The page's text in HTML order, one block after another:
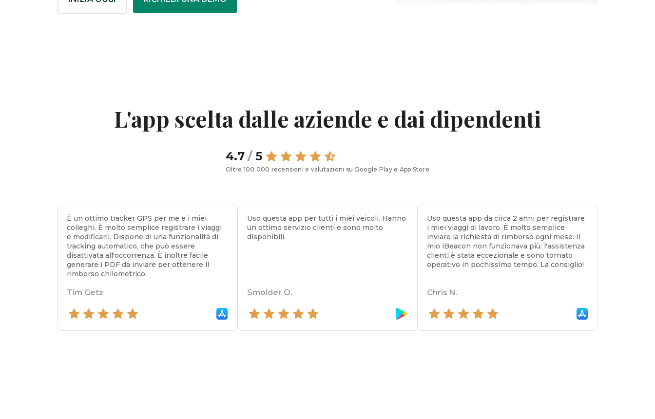
L'app scelta dalle aziende e dai dipendenti
4.7/5
Oltre 100.000 recensioni e valutazioni su Google Play e App Store
È un ottimo tracker GPS per me e i miei
colleghi. È molto semplice registrare i viaggi
e modificarli. Dispone di una funzionalità di
tracking automatico, che può essere
disattivata all'occorrenza. È inoltre facile
generare i PDF da inviare per ottenere il
rimborso chilometrico.
Tim Getz
5 out of 5 stars
Uso questa app per tutti i miei veicoli. Hanno
un ottimo servizio clienti e sono molto
disponibili.
Smolder O.
5 out of 5 stars
Uso questa app da circa 2 anni per registrare
i miei viaggi di lavoro. È molto semplice
inviare la richiesta di rimborso ogni mese. Il
mio iBeacon non funzionava più: l'assistenza
clienti è stata eccezionale e sono tornato
operativo in pochissimo tempo. La consiglio!
Chris N.
5 out of 5 stars